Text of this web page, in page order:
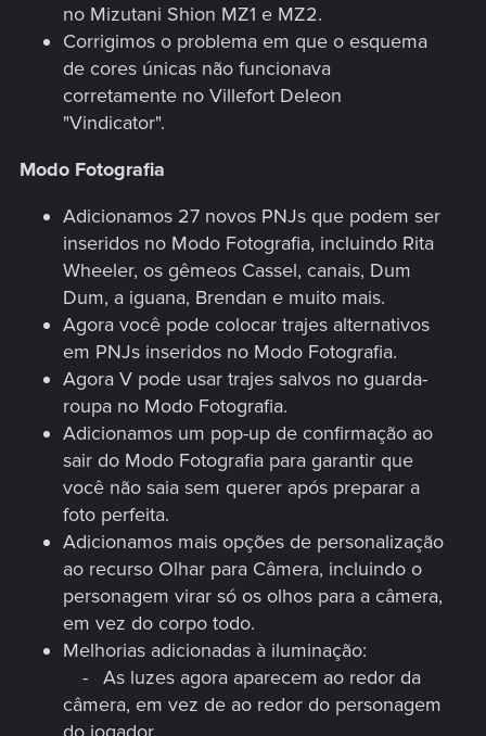
no Mizutani Shion MZ1 e MZ2.
Corrigimos o problema em que o esquema
de cores únicas não funcionava
corretamente no Villefort Deleon
"Vindicator".
Modo Fotografia
Adicionamos 27 novos PNJs que podem ser
inseridos no Modo Fotografia, incluindo Rita
Wheeler, os gêmeos Cassel, canais, Dum
Dum, a iguana, Brendan e muito mais.
Agora você pode colocar trajes alternativos
em PNJs inseridos no Modo Fotografia.
Agora V pode usar trajes salvos no guarda-
roupa no Modo Fotografia.
Adicionamos um pop-up de confirmação ao
sair do Modo Fotografia para garantir que
você não saia sem querer após preparar a
foto perfeita.
Adicionamos mais opções de personalização
ao recurso Olhar para Câmera, incluindo o
personagem virar só os olhos para a câmera,
em vez do corpo todo.
Melhorias adicionadas à iluminação:
- As luzes agora aparecem ao redor da
câmera, em vez de ao redor do personagem